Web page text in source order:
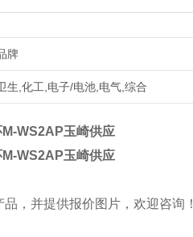
牌
生,化工,电子/电池,电气,综合
M-WS2AP玉崎供应
M-WS2AP玉崎供应
，并提供报价图片，欢迎咨询！